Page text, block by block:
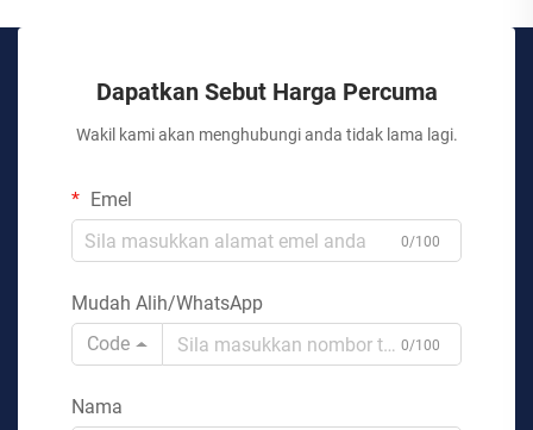
Dapatkan Sebut Harga Percuma
Wakil kami akan menghubungi anda tidak lama lagi.
Emel
0/100
Mudah Alih/WhatsApp
Code
0/100
Nama